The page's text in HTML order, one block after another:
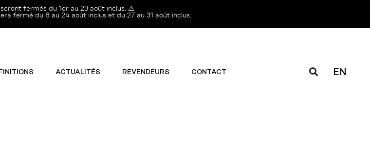
fermés du 1er au 23 août inclus. ⚠️
fermé du 8 au 24 août inclus et du 27 au 31 août inclus.
FINITIONS ACTUALITÉS REVENDEURS CONTACT EN